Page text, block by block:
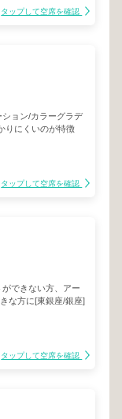
タップして空席を確認
ョン/カラーグラデ
りにくいのが特徴
タップして空席を確認
できない方、アー
な方に[東銀座/銀座]
タップして空席を確認